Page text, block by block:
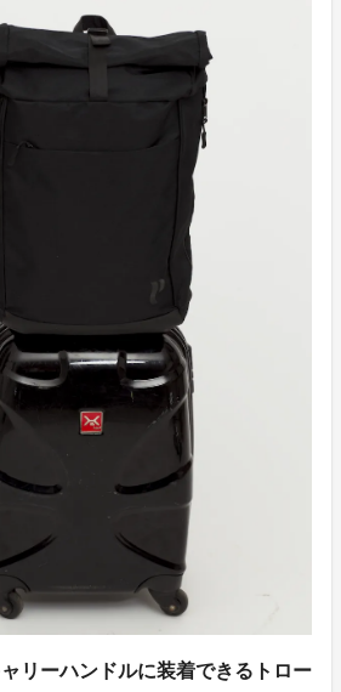
リーハンドルに装着できるトロー